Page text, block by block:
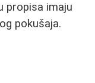
propisa imaju
pokušaja.